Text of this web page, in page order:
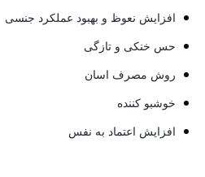
افزایش نعوظ و بهبود عملکرد جنسی
حس خنکی و تازگی
روش مصرف اسان
خوشبو کننده
افزایش اعتماد به نفس